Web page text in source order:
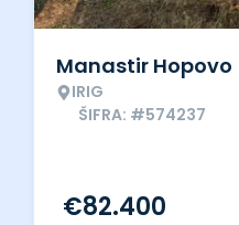
Manastir Hopovo
IRIG
ŠIFRA: #574237
€82.400